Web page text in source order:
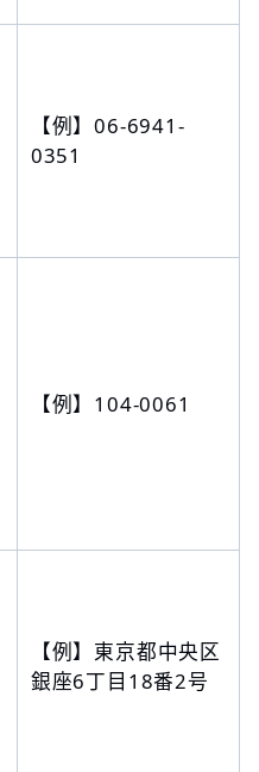
【例】06-6941-
0351
【例】104-0061
【例】東京都中央区
銀座6丁目18番2号